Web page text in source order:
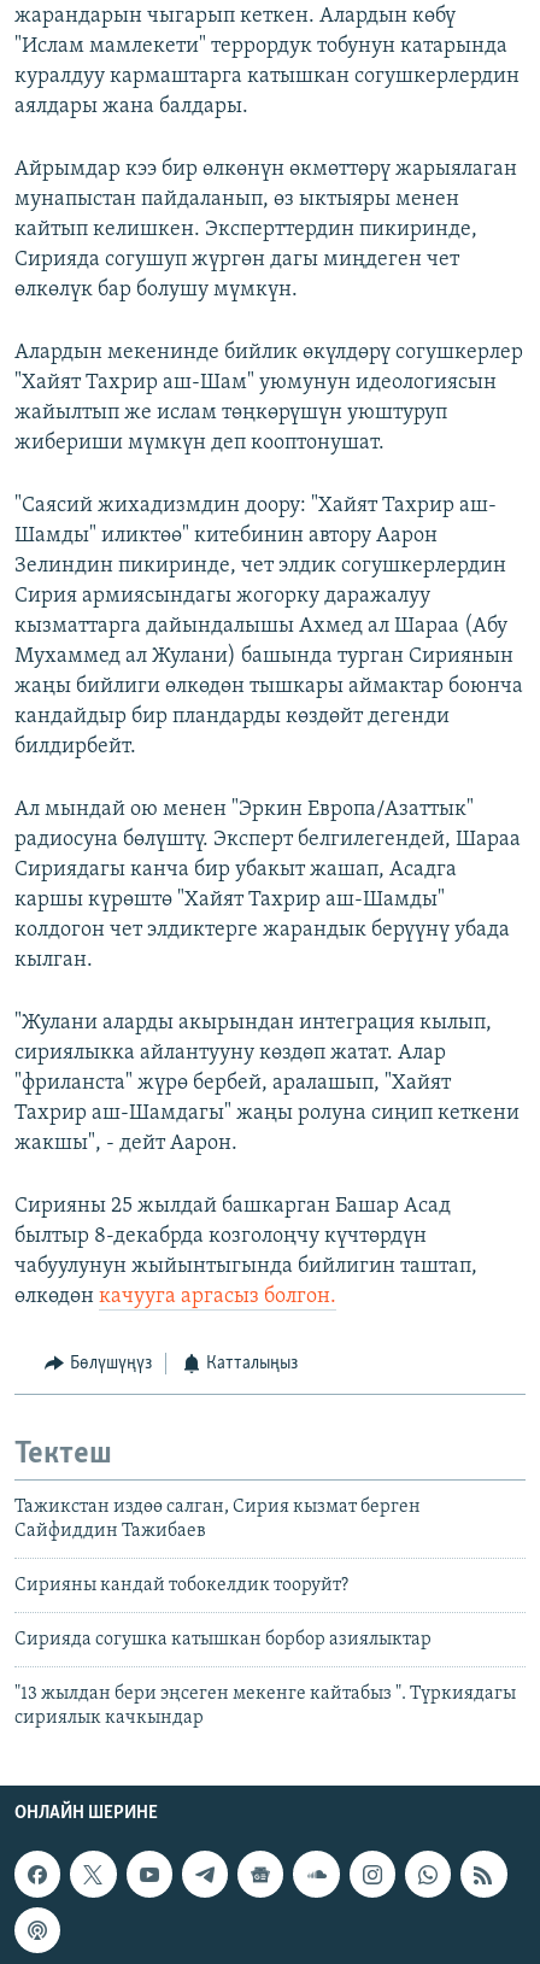
жарандарын чыгарып кеткен. Алардын көбү
"Ислам мамлекети" террордук тобунун катарында
куралдуу кармаштарга катышкан согушкерлердин
аялдары жана балдары.
Айрымдар кээ бир өлкөнүн өкмөттөрү жарыялаган
мунапыстан пайдаланып, өз ыктыяры менен
кайтып келишкен. Эксперттердин пикиринде,
Сирияда согушуп жүргөн дагы миңдеген чет
өлкөлүк бар болушу мүмкүн.
Алардын мекенинде бийлик өкүлдөрү согушкерлер
"Хайят Тахрир аш-Шам" уюмунун идеологиясын
жайылтып же ислам төңкөрүшүн уюштуруп
жибериши мүмкүн деп кооптонушат.
"Саясий жихадизмдин доору: "Хайят Тахрир аш-
Шамды" иликтөө" китебинин автору Аарон
Зелиндин пикиринде, чет элдик согушкерлердин
Сирия армиясындагы жогорку даражалуу
кызматтарга дайындалышы Ахмед ал Шараа (Абу
Мухаммед ал Жулани) башында турган Сириянын
жаңы бийлиги өлкөдөн тышкары аймактар боюнча
кандайдыр бир пландарды көздөйт дегенди
билдирбейт.
Ал мындай ою менен "Эркин Европа/Азаттык"
радиосуна бөлүштү. Эксперт белгилегендей, Шараа
Сириядагы канча бир убакыт жашап, Асадга
каршы күрөштө "Хайят Тахрир аш-Шамды"
колдогон чет элдиктерге жарандык берүүнү убада
кылган.
"Жулани аларды акырындан интеграция кылып,
сириялыкка айлантууну көздөп жатат. Алар
"фриланста" жүрө бербей, аралашып, "Хайят
Тахрир аш-Шамдагы" жаңы ролуна сиңип кеткени
жакшы", - дейт Аарон.
Сирияны 25 жылдай башкарган Башар Асад
былтыр 8-декабрда козголоңчу күчтөрдүн
чабуулунун жыйынтыгында бийлигин таштап,
өлкөдөн качууга аргасыз болгон.
Бөлүшүңүз Катталыңыз
Тектеш
Тажикстан издөө салган, Сирия кызмат берген
Сайфиддин Тажибаев
Сирияны кандай тобокелдик тооруйт?
Сирияда согушка катышкан борбор азиялыктар
"13 жылдан бери эңсеген мекенге кайтабыз ". Түркиядагы
сириялык качкындар
ОНЛАЙН ШЕРИНЕ